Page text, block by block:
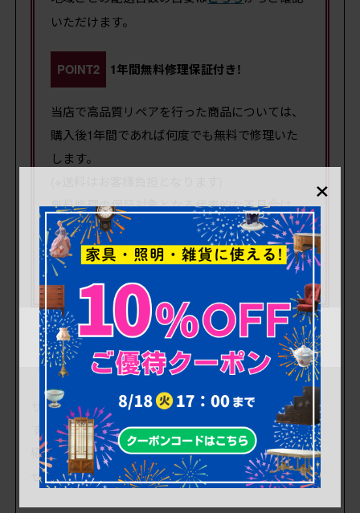
いただけます。
POINT2 1年間無料修理保証付き!
当店で高品質リペアを行った商品については、
購入後1年間であれば何度でも無料で修理いた
します。
無料修理の保証対象となる代表的な不具合は、
木部の緩みによるガタつき・ぐらつき、木部の
ひび割れ、扉・引き出しの開閉不良などです。
詳細は
商品紹介文の掲載が間に合っておりません
サイズや状態など、最低限の情報のみ記載しておりま
す。
紹介文は順次アップしていく予定ですが、お問い合わ
せいただければ優先して対応いたします。
×